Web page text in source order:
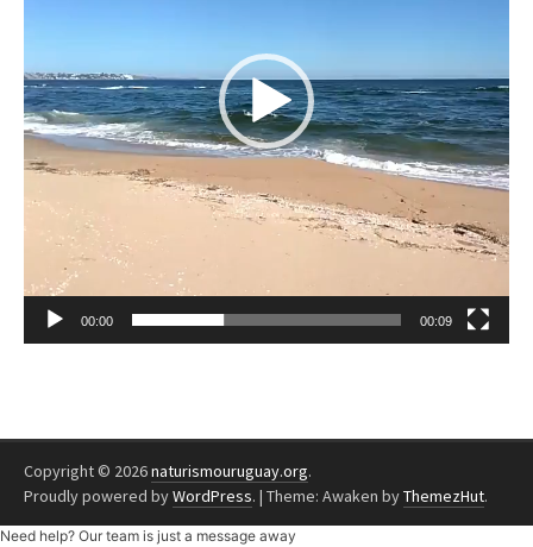
00:00 00:09
Copyright © 2026naturismouruguay.org.
Proudly powered byWordPress. | Theme: Awaken byThemezHut.
Need help? Our team is just a message away